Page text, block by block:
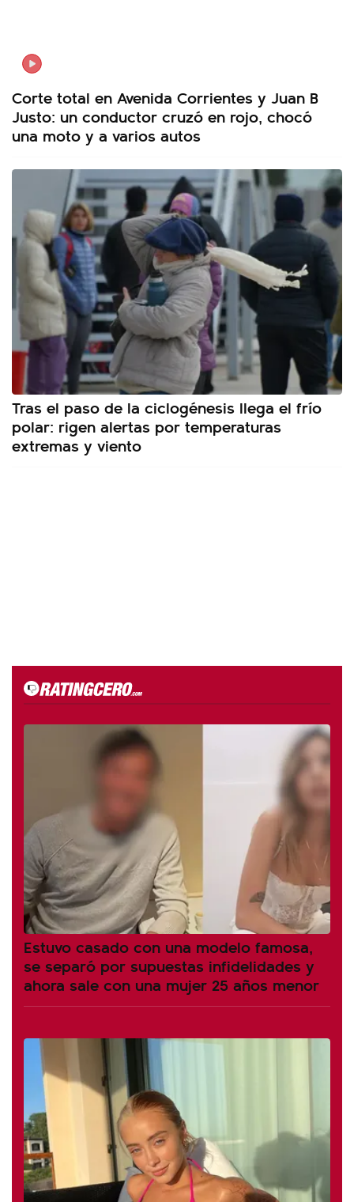
Corte total en Avenida Corrientes y Juan B
Justo: un conductor cruzó en rojo, chocó
una moto y a varios autos
Tras el paso de la ciclogénesis llega el frío
polar: rigen alertas por temperaturas
extremas y viento
Estuvo casado con una modelo famosa,
se separó por supuestas infidelidades y
ahora sale con una mujer 25 años menor